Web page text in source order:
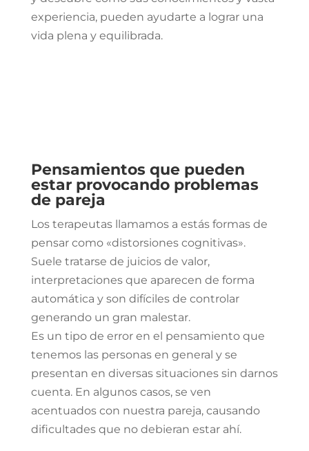
experiencia, pueden ayudarte a lograr una
vida plena y equilibrada.
Pensamientos que pueden
estar provocando problemas
de pareja
Los terapeutas llamamos a estás formas de
pensar como «distorsiones cognitivas».
Suele tratarse de juicios de valor,
interpretaciones que aparecen de forma
automática y son difíciles de controlar
generando un gran malestar.
Es un tipo de error en el pensamiento que
tenemos las personas en general y se
presentan en diversas situaciones sin darnos
cuenta. En algunos casos, se ven
acentuados con nuestra pareja, causando
dificultades que no debieran estar ahí.